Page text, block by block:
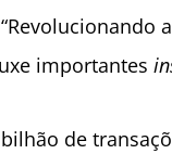
importantes
de